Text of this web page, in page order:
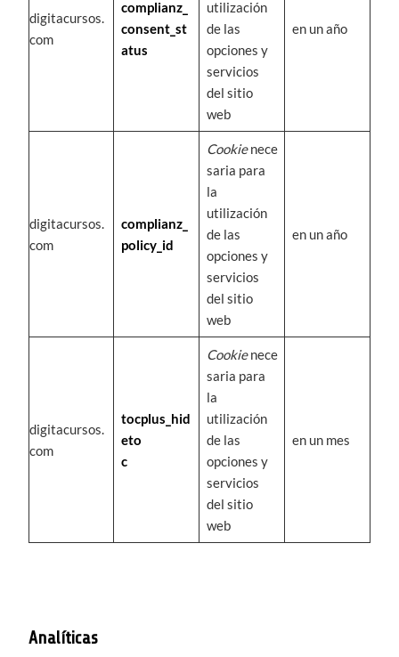
digitacursos.
com
complianz_
consent_st
atus
utilización
de las
opciones y
servicios
del sitio
web
en un año
digitacursos.
com
complianz_
policy_id
Cookienece
saria para
la
utilización
de las
opciones y
servicios
del sitio
web
en un año
digitacursos.
com
tocplus_hid
eto
c
Cookienece
saria para
la
utilización
de las
opciones y
servicios
del sitio
web
en un mes
Analíticas